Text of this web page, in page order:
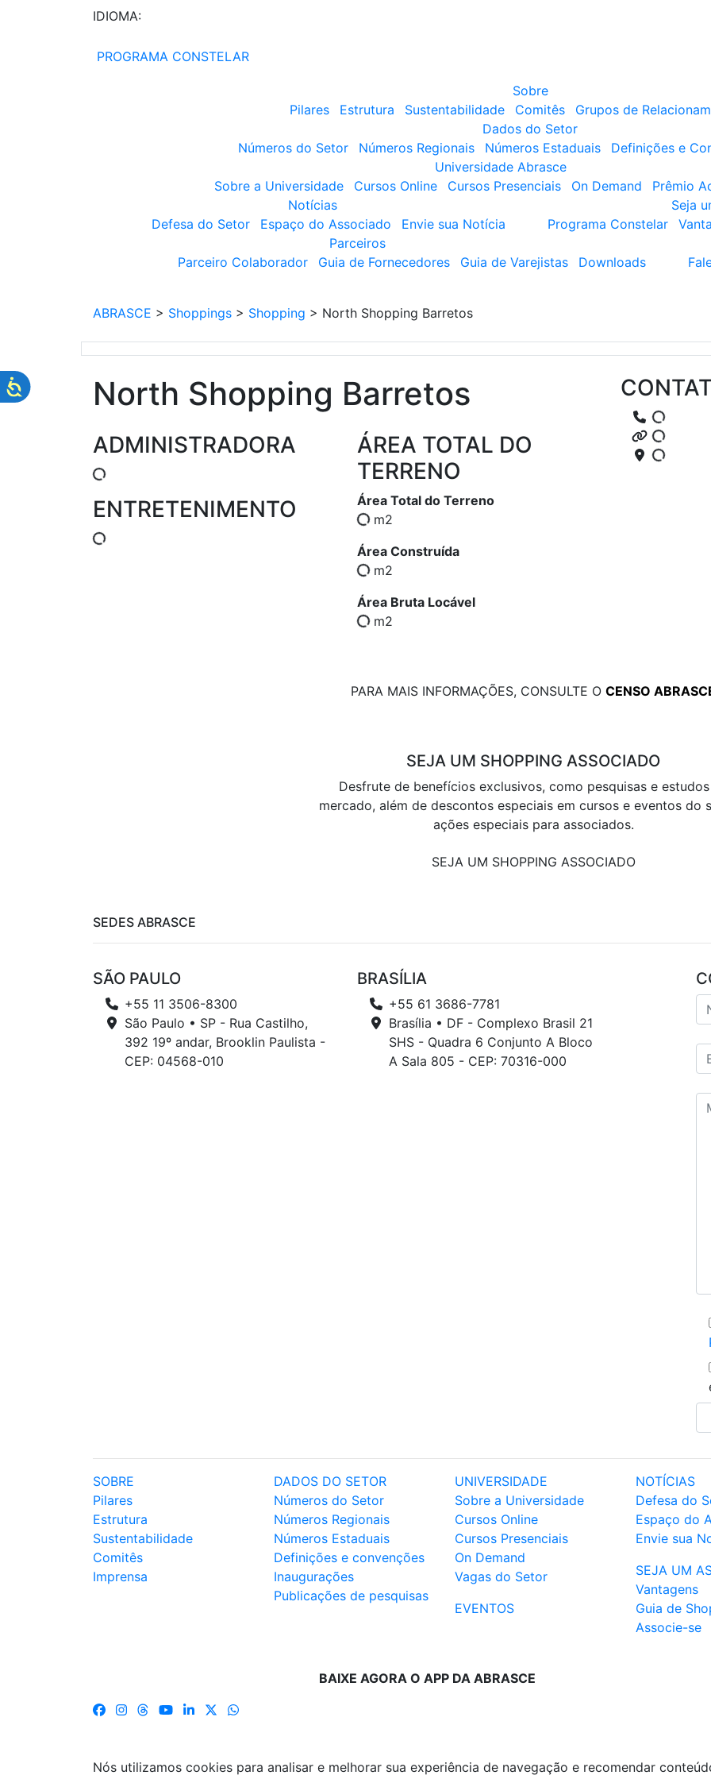
IDIOMA:
PROGRAMA CONSTELAR
Sobre
Pilares
Estrutura Sustentabilidade Comitês
Grupos de
Dados do Setor
Números do Setor
Números Regionais Números Estaduais
Definições e
Universidade Abrasce
Sobre a Universidade
Cursos Online Cursos Presenciais On Demand
Prêmio
Notícias
Defesa do Setor
Espaço do Associado Envie sua Notícia
Seja
Programa Constelar
Parceiros
Parceiro Colaborador
Guia de Fornecedores Guia de Varejistas Downloads
ABRASCE > Shoppings > Shopping > North Shopping Barretos
North Shopping Barretos
ADMINISTRADORA
ENTRETENIMENTO
ÁREA TOTAL DO
TERRENO
Área Total do Terreno
m2
Área Construída
m2
Área Bruta Locável
m2
PARA MAIS INFORMAÇÕES, CONSULTE O CENSO
SEJA UM SHOPPING ASSOCIADO
Desfrute de benefícios exclusivos, como pesquisas e
mercado, além de descontos especiais em cursos e eventos do
ações especiais para associados.
SEJA UM SHOPPING ASSOCIADO
SEDES ABRASCE
SÃO PAULO
+55 11 3506-8300
São Paulo • SP - Rua Castilho,
392 19º andar, Brooklin Paulista -
CEP: 04568-010
BRASÍLIA
+55 61 3686-7781
Brasília • DF - Complexo Brasil 21
SHS - Quadra 6 Conjunto A Bloco
A Sala 805 - CEP: 70316-000
SOBRE
Pilares
Estrutura
Sustentabilidade
Comitês
Imprensa
DADOS DO SETOR
Números do Setor
Números Regionais
Números Estaduais
Definições e convenções
Inaugurações
Publicações de pesquisas
UNIVERSIDADE
Sobre a Universidade
Cursos Online
Cursos Presenciais
On Demand
Vagas do Setor
EVENTOS
NOTÍCIAS
Defesa do
Espaço do
Envie sua
SEJA UM
Vantagens
Guia de
Associe-se
BAIXE AGORA O APP DA ABRASCE
Nós utilizamos cookies para analisar e melhorar sua experiência de navegação e recomendar